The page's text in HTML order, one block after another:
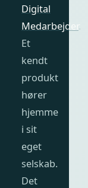
Digital
Medarbejder.
Et
kendt
produkt
hører
hjemme
i sit
eget
selskab.
Det